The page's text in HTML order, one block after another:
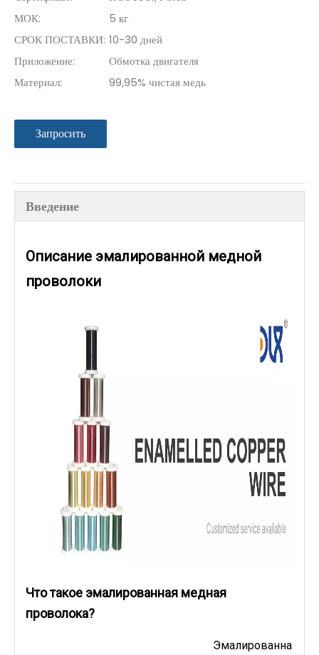
МОК:
5 кг
СРОК ПОСТАВКИ: 10-30 дней
Приложение:
Обмотка двигателя
Материал:
99,95% чистая медь
Запросить
Введение
Описание эмалированной медной
проволоки
Что такое эмалированная медная
проволока?
Эмалированна